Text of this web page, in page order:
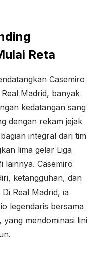
Reta
Casemiro
Madrid, banyak
kedatangan sang
dengan rekam jejak
integral dari tim
lima gelar Liga
lainnya. Casemiro
ketangguhan, dan
Real Madrid, ia
legendaris bersama
mendominasi lini